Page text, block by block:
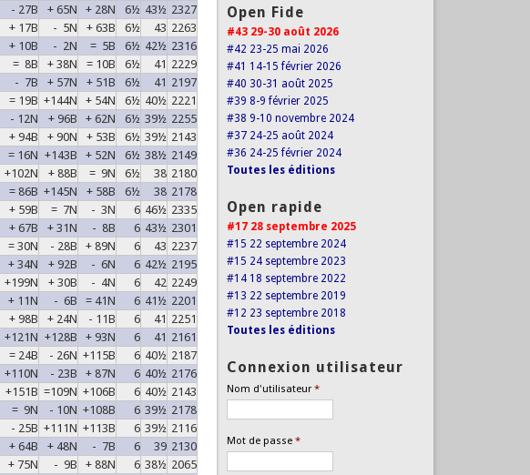
- 27B + 65N + 28N 6½ 43½ 2327
+ 17B - 5N + 63B 6½ 43 2263
+ 10B - 2N = 5B 6½ 42½ 2316
= 8B + 38N = 10B 6½ 41 2229
- 7B + 57N + 51B 6½ 41 2197
= 19B +144N + 54N 6½ 40½ 2221
- 12N + 96B + 62N 6½ 39½ 2255
+ 94B + 90N + 53B 6½ 39½ 2143
= 16N +143B + 52N 6½ 38½ 2149
+102N + 88B = 9N 6½ 38 2180
= 86B +145N + 58B 6½ 38 2178
+ 59B = 7N - 3N 6 46½ 2335
+ 67B + 31N - 8B 6 43½ 2301
= 30N - 28B + 89N 6 43 2237
+ 34N + 92B - 6N 6 42½ 2195
+199N + 30B - 4N 6 42 2249
+ 11N - 6B = 41N 6 41½ 2201
+ 98B + 24N - 11B 6 41 2251
+121N +128B + 93N 6 41 2161
= 24B - 26N +115B 6 40½ 2187
+110N - 23B + 87N 6 40½ 2176
+151B =109N +106B 6 40½ 2143
= 9N - 10N +108B 6 39½ 2178
- 25B +111N +113B 6 39½ 2116
+ 64B + 48N - 7B 6 39 2130
+ 75N - 9B + 88N 6 38½ 2065
Open Fide
#43 29-30 août 2026
#42 23-25 mai 2026
#41 14-15 février 2026
#40 30-31 août 2025
#39 8-9 février 2025
#38 9-10 novembre 2024
#37 24-25 août 2024
#36 24-25 février 2024
Toutes les éditions
Open rapide
#17 28 septembre 2025
#15 22 septembre 2024
#15 24 septembre 2023
#14 18 septembre 2022
#13 22 septembre 2019
#12 23 septembre 2018
Toutes les éditions
Connexion utilisateur
Nom d'utilisateur*
Mot de passe *